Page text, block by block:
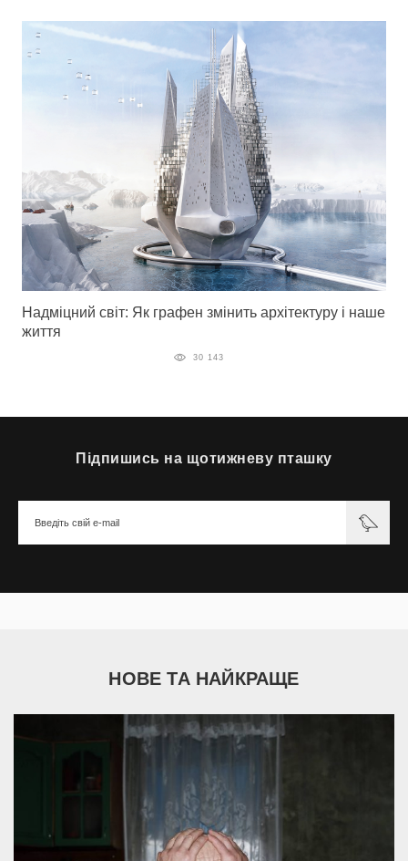
Надміцний світ: Як графен змінить архітектуру і наше
життя
30 143
Підпишись на щотижневу пташку
НОВЕ ТА НАЙКРАЩЕ